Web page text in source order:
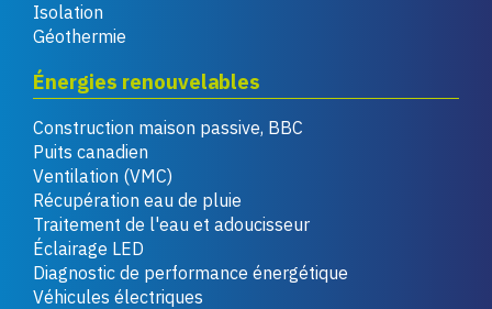
Isolation
Géothermie
Énergies renouvelables
Construction maison passive, BBC
Puits canadien
Ventilation (VMC)
Récupération eau de pluie
Traitement de l'eau et adoucisseur
Éclairage LED
Diagnostic de performance énergétique
Véhicules électriques